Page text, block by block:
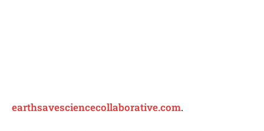
earthsavesciencecollaborative.com.